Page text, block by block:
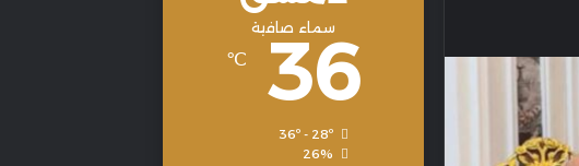
سماء صافية
36
℃
26%